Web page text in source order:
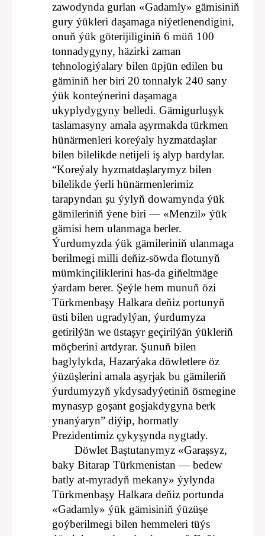
zawodynda gurlan «Gadamly» gämisiniň
gury ýükleri daşamaga niýetlenendigini,
onuň ýük göterijiliginiň 6 müň 100
tonnadygyny, häzirki zaman
tehnologiýalary bilen üpjün edilen bu
gäminiň her biri 20 tonnalyk 240 sany
ýük konteýnerini daşamaga
ukyplydygyny belledi. Gämigurluşyk
taslamasyny amala aşyrmakda türkmen
hünärmenleri koreýaly hyzmatdaşlar
bilen bilelikde netijeli iş alyp bardylar.
“Koreýaly hyzmatdaşlarymyz bilen
bilelikde ýerli hünärmenlerimiz
tarapyndan şu ýylyň dowamynda ýük
gämileriniň ýene biri — «Menzil» ýük
gämisi hem ulanmaga berler.
Ýurdumyzda ýük gämileriniň ulanmaga
berilmegi milli deňiz-söwda flotunyň
mümkinçiliklerini has-da giňeltmäge
ýardam berer. Şeýle hem munuň özi
Türkmenbaşy Halkara deňiz portunyň
üsti bilen ugradylýan, ýurdumyza
getirilýän we üstaşyr geçirilýän ýükleriň
möçberini artdyrar. Şunuň bilen
baglylykda, Hazarýaka döwletlere öz
ýüzüşlerini amala aşyrjak bu gämileriň
ýurdumyzyň ykdysadyýetiniň ösmegine
mynasyp goşant goşjakdygyna berk
ynanýaryn” diýip, hormatly
Prezidentimiz çykyşynda nygtady.
Döwlet Baştutanymyz «Garaşsyz,
baky Bitarap Türkmenistan — bedew
batly at-myradyň mekany» ýylynda
Türkmenbaşy Halkara deňiz portunda
«Gadamly» ýük gämisiniň ýüzüşe
goýberilmegi bilen hemmeleri tüýs